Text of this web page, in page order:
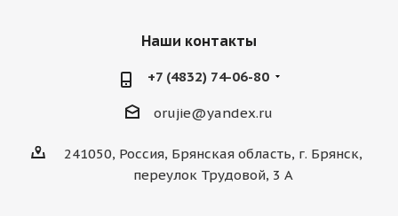
Наши контакты
+7 (4832) 74-06-80
orujie@yandex.ru
241050, Россия, Брянская область, г. Брянск,
переулок Трудовой, 3 А